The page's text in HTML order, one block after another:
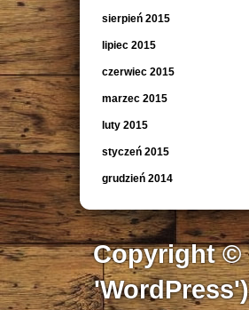
sierpień 2015
lipiec 2015
czerwiec 2015
marzec 2015
luty 2015
styczeń 2015
grudzień 2014
Copyright ©